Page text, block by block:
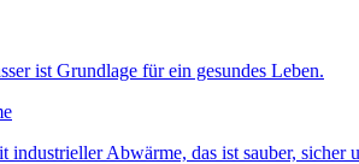
ist Grundlage für ein gesundes Leben.
industrieller Abwärme, das ist sauber, sicher